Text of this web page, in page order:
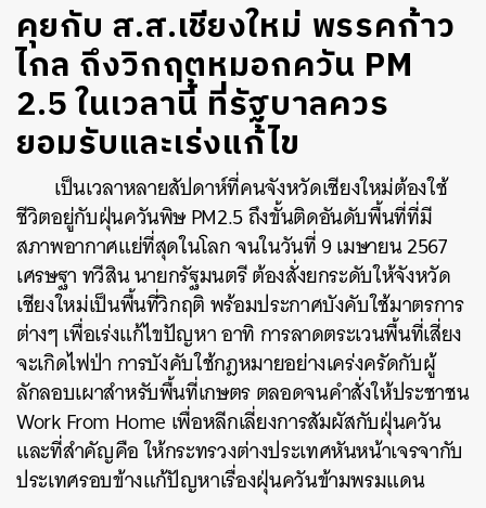
คุยกับ ส.ส.เชียงใหม่ พรรคก้าว
ไกล ถึงวิกฤตหมอกควัน PM
2.5 ในเวลานี้ ที่รัฐบาลควร
ยอมรับและเร่งแก้ไข
เป็นเวลาหลายสัปดาห์ที่คนจังหวัดเชียงใหม่ต้องใช้
ชีวิตอยู่กับฝุ่นควันพิษ PM2.5 ถึงขั้นติดอันดับพื้นที่ที่มี
สภาพอากาศแย่ที่สุดในโลก จนในวันที่ 9 เมษายน 2567
เศรษฐา ทวีสิน นายกรัฐมนตรี ต้องสั่งยกระดับให้จังหวัด
เชียงใหม่เป็นพื้นที่วิกฤติ พร้อมประกาศบังคับใช้มาตรการ
ต่างๆ เพื่อเร่งแก้ไขปัญหา อาทิ การลาดตระเวนพื้นที่เสี่ยง
จะเกิดไฟป่า การบังคับใช้กฎหมายอย่างเคร่งครัดกับผู้
ลักลอบเผาสำหรับพื้นที่เกษตร ตลอดจนคำสั่งให้ประชาชน
Work From Home เพื่อหลีกเลี่ยงการสัมผัสกับฝุ่นควัน
และที่สำคัญคือ ให้กระทรวงต่างประเทศหันหน้าเจรจากับ
ประเทศรอบข้างแก้ปัญหาเรื่องฝุ่นควันข้ามพรมแดน